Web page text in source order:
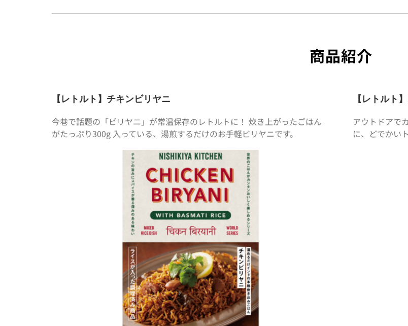
商品紹介
【レトルト】チキンビリヤニ
今巷で話題の「ビリヤニ」が常温保存のレトルトに！ 炊き上がったごはん
がたっぷり300g 入っている、湯煎するだけのお手軽ビリヤニです。
【レトルト
アウトドアで
に、どでかい